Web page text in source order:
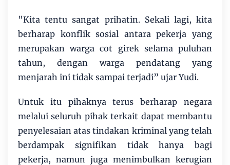
"Kita tentu sangat prihatin. Sekali lagi, kita
berharap konflik sosial antara pekerja yang
merupakan warga cot girek selama puluhan
tahun, dengan warga pendatang yang
menjarah ini tidak sampai terjadi” ujar Yudi.
Untuk itu pihaknya terus berharap negara
melalui seluruh pihak terkait dapat membantu
penyelesaian atas tindakan kriminal yang telah
berdampak signifikan tidak hanya bagi
pekerja, namun juga menimbulkan kerugian